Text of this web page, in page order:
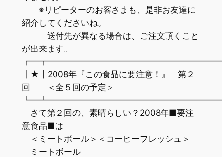
※リピーターのお客さまも、是非お友達に
紹介してくださいね。
送付先が異なる場合は、ご注文頂くこと
が出来ます。
┃★┃2008年『この食品に要注意！』 第２
回 ＜全５回の予定＞
さて第２回の、素晴らしい？2008年■要注
意食品■は
＜ミートボール＞＜コーヒーフレッシュ＞
ミートボール